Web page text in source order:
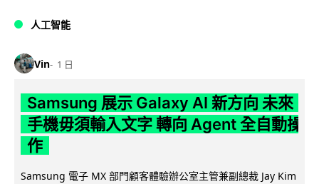
人工智能
Vin 1 日
Samsung 展示 Galaxy AI 新方向 未來
手機毋須輸入文字 轉向 Agent 全自動操
作
Samsung 電子 MX 部門顧客體驗辦公室主管兼副總裁 Jay Kim